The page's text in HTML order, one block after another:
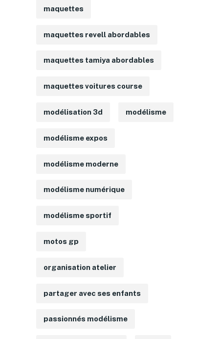
maquettes
maquettes revell abordables
maquettes tamiya abordables
maquettes voitures course
modélisation 3d modélisme
modélisme expos
modélisme moderne
modélisme numérique
modélisme sportif
motos gp
organisation atelier
partager avec ses enfants
passionnés modélisme